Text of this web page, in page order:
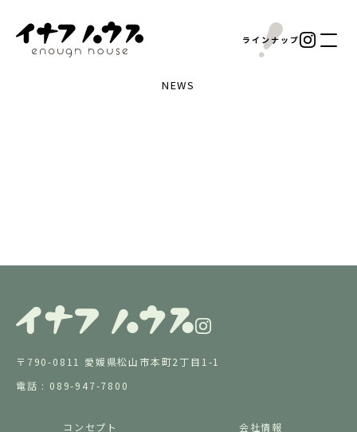
ラインナップ
NEWS
〒790-0811 愛媛県松山市本町2丁目1-1
電話 : 089-947-7800
コンセプト 会社情報